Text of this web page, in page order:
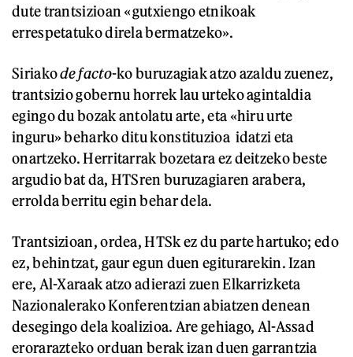
dute trantsizioan «gutxiengo etnikoak
errespetatuko direla bermatzeko».
Siriakode facto-ko buruzagiak atzo azaldu zuenez,
trantsizio gobernu horrek lau urteko agintaldia
egingo du bozak antolatu arte, eta «hiru urte
inguru» beharko ditu konstituzioa idatzi eta
onartzeko. Herritarrak bozetara ez deitzeko beste
argudio bat da, HTSren buruzagiaren arabera,
errolda berritu egin behar dela.
Trantsizioan, ordea, HTSk ez du parte hartuko; edo
ez, behintzat, gaur egun duen egiturarekin. Izan
ere, Al-Xaraak atzo adierazi zuen Elkarrizketa
Nazionalerako Konferentzian abiatzen denean
desegingo dela koalizioa. Are gehiago, Al-Assad
erorarazteko orduan berak izan duen garrantzia